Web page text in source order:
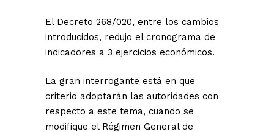
El Decreto 268/020, entre los cambios
introducidos, redujo el cronograma de
indicadores a 3 ejercicios económicos.
La gran interrogante está en que
criterio adoptarán las autoridades con
respecto a este tema, cuando se
modifique el Régimen General de